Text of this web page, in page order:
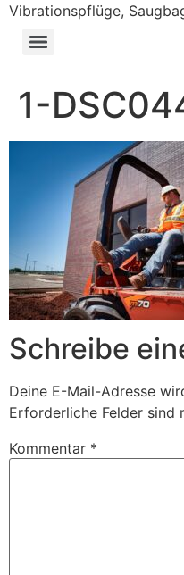
Vibrationspflüge,
1-
Schreibe
Deine E-Mail-Adresse
Erforderliche Felder sind
Kommentar *